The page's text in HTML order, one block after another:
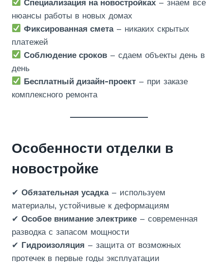
Специализация на новостройках – знаем все
нюансы работы в новых домах
Фиксированная смета– никаких скрытых
платежей
Соблюдение сроков – сдаем объекты день в
день
Бесплатный дизайн-проект – при заказе
комплексного ремонта
Особенности отделки в
новостройке
✔ Обязательная усадка– используем
материалы, устойчивые к деформациям
✔ Особое внимание электрике – современная
разводка с запасом мощности
✔ Гидроизоляция – защита от возможных
протечек в первые годы эксплуатации